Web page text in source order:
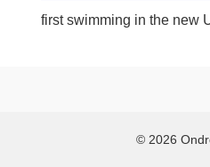
first swimming in the new
© 2026